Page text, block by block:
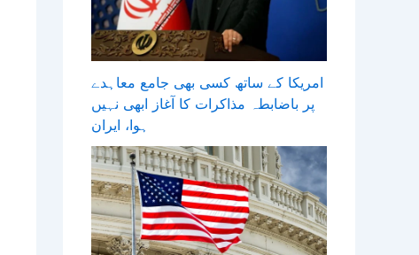
امریکا کے ساتھ کسی بھی جامع معاہدے
پر باضابطہ مذاکرات کا آغاز ابھی نہیں
ہوا، ایران